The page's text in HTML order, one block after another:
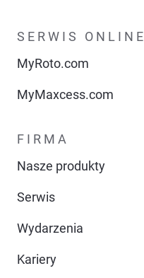
SERWIS ONLINE
MyRoto.com
MyMaxcess.com
FIRMA
Nasze produkty
Serwis
Wydarzenia
Kariery